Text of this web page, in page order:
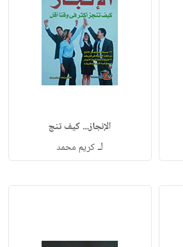
الإنجاز... كيف تنج
لـكريم محمد